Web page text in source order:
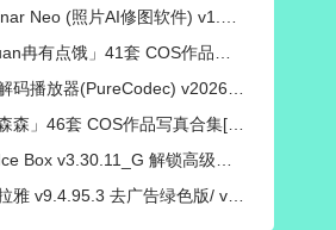
Neo (照片AI修图软件) v1.28.0 中文绿色电脑版
饿」41套 COS作品写真合集[持续更新],穿越时光的文化使者，传统与现代的完美融合！
器(PureCodec) v2026.07.31 最新完整电脑版 | 电脑播放器影音解码包
46套 COS作品写真合集[持续更新],一个颜值与才华并存的Coser小姐姐
v3.30.11_G 解锁高级会员版/一键冻结后台运行/省电省流
v9.4.95.3 去广告绿色版/ v3.4.10.3 极速版